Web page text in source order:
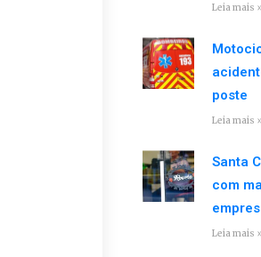
Leia mais
poste
Leia mais
Santa
com
Leia mais